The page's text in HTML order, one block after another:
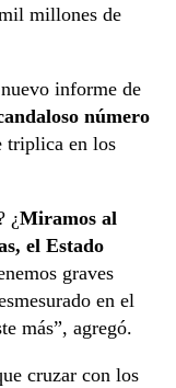
millones de
informe de
número
triplica en los
¿Miramos al
el Estado
graves
en el
más”, agregó.
cruzar con los